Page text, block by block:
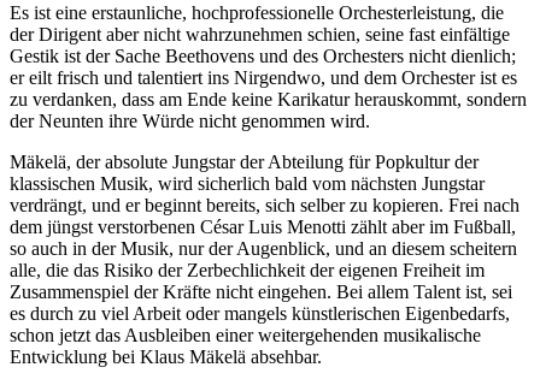
Es ist eine erstaunliche, hochprofessionelle Orchesterleistung, die
der Dirigent aber nicht wahrzunehmen schien, seine fast einfältige
Gestik ist der Sache Beethovens und des Orchesters nicht dienlich;
er eilt frisch und talentiert ins Nirgendwo, und dem Orchester ist es
zu verdanken, dass am Ende keine Karikatur herauskommt, sondern
der Neunten ihre Würde nicht genommen wird.
Mäkelä, der absolute Jungstar der Abteilung für Popkultur der
klassischen Musik, wird sicherlich bald vom nächsten Jungstar
verdrängt, und er beginnt bereits, sich selber zu kopieren. Frei nach
dem jüngst verstorbenen César Luis Menotti zählt aber im Fußball,
so auch in der Musik, nur der Augenblick, und an diesem scheitern
alle, die das Risiko der Zerbechlichkeit der eigenen Freiheit im
Zusammenspiel der Kräfte nicht eingehen. Bei allem Talent ist, sei
es durch zu viel Arbeit oder mangels künstlerischen Eigenbedarfs,
schon jetzt das Ausbleiben einer weitergehenden musikalische
Entwicklung bei Klaus Mäkelä absehbar.